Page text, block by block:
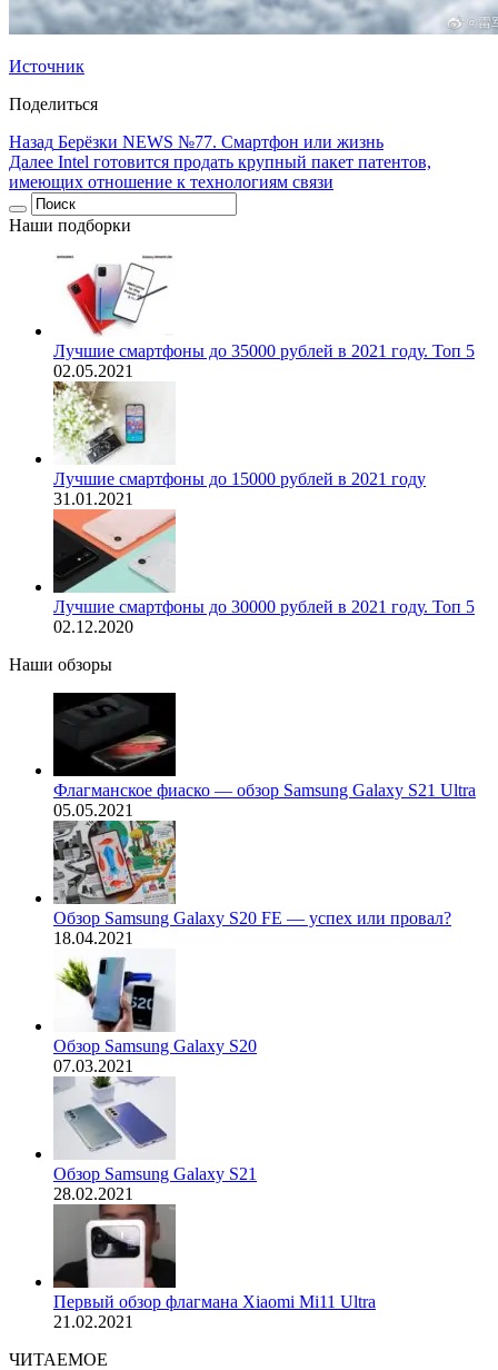
Источник
Поделиться
Назад Берёзки NEWS №77. Смартфон или жизнь
Далее Intel готовится продать крупный пакет патентов,
имеющих отношение к технологиям связи
Наши подборки
Лучшие смартфоны до 35000 рублей в 2021 году. Топ 5
02.05.2021
Лучшие смартфоны до 15000 рублей в 2021 году
31.01.2021
Лучшие смартфоны до 30000 рублей в 2021 году. Топ 5
02.12.2020
Наши обзоры
Флагманское фиаско — обзор Samsung Galaxy S21 Ultra
05.05.2021
Обзор Samsung Galaxy S20 FE — успех или провал?
18.04.2021
Обзор Samsung Galaxy S20
07.03.2021
Обзор Samsung Galaxy S21
28.02.2021
Первый обзор флагмана Xiaomi Mi11 Ultra
21.02.2021
ЧИТАЕМОЕ